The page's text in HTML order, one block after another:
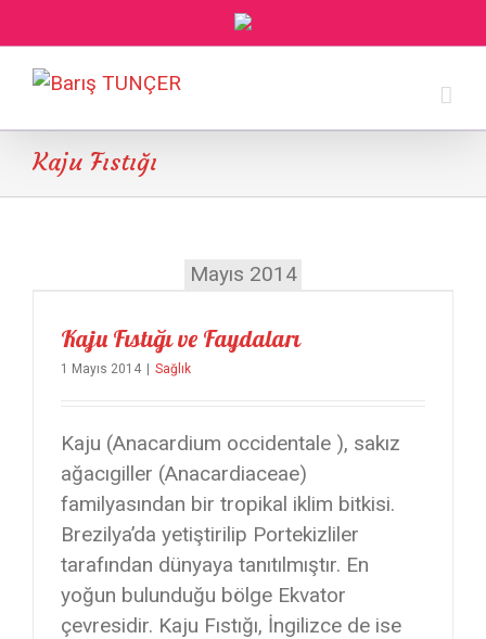
Kaju Fıstığı
Mayıs 2014
Kaju Fıstığı ve Faydaları
1 Mayıs 2014 Sağlık
Kaju (Anacardium occidentale ), sakız
ağacıgiller (Anacardiaceae)
familyasından bir tropikal iklim bitkisi.
Brezilya’da yetiştirilip Portekizliler
tarafından dünyaya tanıtılmıştır. En
yoğun bulunduğu bölge Ekvator
çevresidir. Kaju Fıstığı, İngilizce de ise